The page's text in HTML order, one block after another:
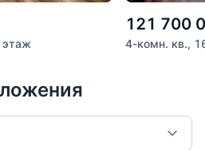
этаж
121 700
4-комн. кв.,